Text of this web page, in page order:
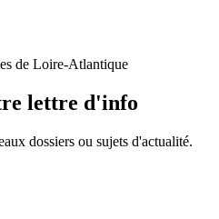
lettre d'info
dossiers ou sujets d'actualité.